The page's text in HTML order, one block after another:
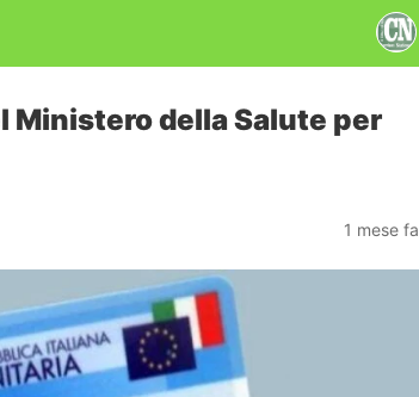
Ministero della Salute per
1 mese fa